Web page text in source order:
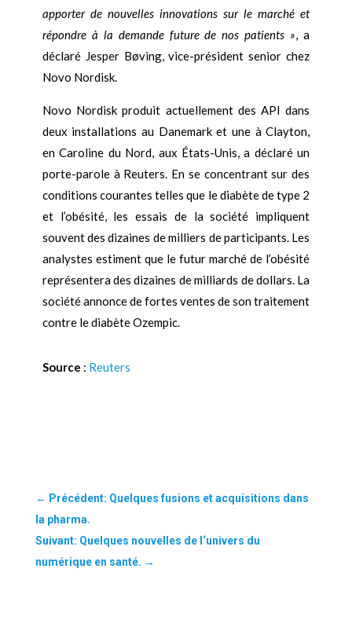
apporter de nouvelles innovations sur le marché et
répondre à la demande future de nos patients », a
déclaré Jesper Bøving, vice-président senior chez
Novo Nordisk.
Novo Nordisk produit actuellement des API dans
deux installations au Danemark et une à Clayton,
en Caroline du Nord, aux États-Unis, a déclaré un
porte-parole à Reuters. En se concentrant sur des
conditions courantes telles que le diabète de type 2
et l’obésité, les essais de la société impliquent
souvent des dizaines de milliers de participants. Les
analystes estiment que le futur marché de l’obésité
représentera des dizaines de milliards de dollars. La
société annonce de fortes ventes de son traitement
contre le diabète Ozempic.
Source : Reuters
← Précédent: Quelques fusions et acquisitions dans
la pharma.
Suivant: Quelques nouvelles de l‘univers du
numérique en santé. →